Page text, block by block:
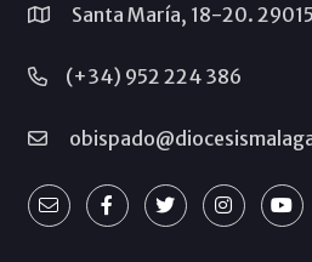
Santa María, 18-20.
(+34) 952 224 386